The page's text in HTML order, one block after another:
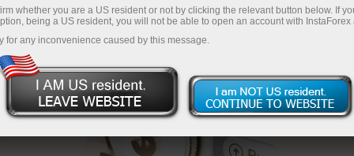
InstaForex
فوركس الحصول على مكافأة تصل إلى
30% على إيداعه، والاستفادة من
عروض ترويجية وعروض خاصة أخرى.
جائزة هديتك الشخصية الكبرى
قم بإيداع المبلغ في حسابك باستخدام $333 — اختر هدية
تصل قيمتها إلى $1,500
تداول بدون مخاطرة -
نحن نضمن أرباحك
whether you are a US resident or not by clicking the relevant button below. If
being a US resident, you will not be able to open an account with InstaForex
for any inconvenience caused by this message.